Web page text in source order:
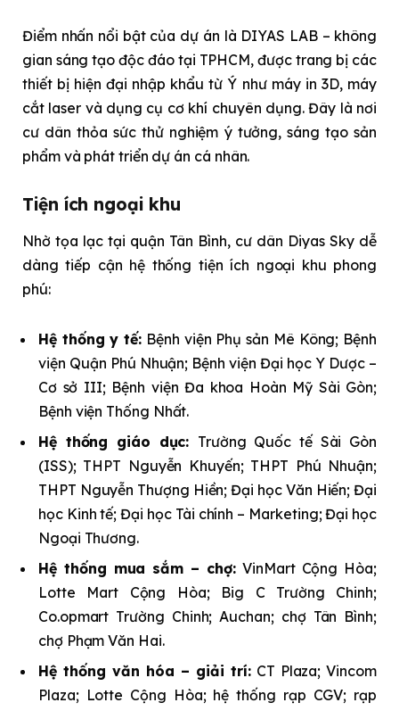
Điểm nhấn nổi bật của dự án là DIYAS LAB – không
gian sáng tạo độc đáo tại TPHCM, được trang bị các
thiết bị hiện đại nhập khẩu từ Ý như máy in 3D, máy
cắt laser và dụng cụ cơ khí chuyên dụng. Đây là nơi
cư dân thỏa sức thử nghiệm ý tưởng, sáng tạo sản
phẩm và phát triển dự án cá nhân.
Tiện ích ngoại khu
Nhờ tọa lạc tại quận Tân Bình, cư dân Diyas Sky dễ
dàng tiếp cận hệ thống tiện ích ngoại khu phong
phú:
Hệ thống y tế: Bệnh viện Phụ sản Mê Kông; Bệnh
viện Quận Phú Nhuận; Bệnh viện Đại học Y Dược –
Cơ sở III; Bệnh viện Đa khoa Hoàn Mỹ Sài Gòn;
Bệnh viện Thống Nhất.
Hệ thống giáo dục: Trường Quốc tế Sài Gòn
(ISS); THPT Nguyễn Khuyến; THPT Phú Nhuận;
THPT Nguyễn Thượng Hiền; Đại học Văn Hiến; Đại
học Kinh tế; Đại học Tài chính – Marketing; Đại học
Ngoại Thương.
Hệ thống mua sắm – chợ:VinMart Cộng Hòa;
Lotte Mart Cộng Hòa; Big C Trường Chinh;
Co.opmart Trường Chinh; Auchan; chợ Tân Bình;
chợ Phạm Văn Hai.
Hệ thống văn hóa – giải trí:CT Plaza; Vincom
Plaza; Lotte Cộng Hòa; hệ thống rạp CGV; rạp